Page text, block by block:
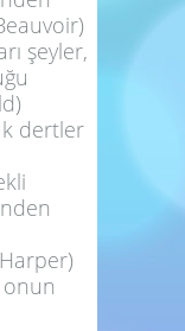
şeyler,
dertler